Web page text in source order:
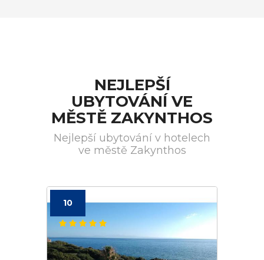
NEJLEPŠÍ
UBYTOVÁNÍ VE
MĚSTĚ ZAKYNTHOS
Nejlepší ubytování v hotelech
ve městě Zakynthos
10